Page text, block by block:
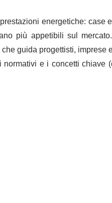
energetiche: case
più appetibili sul
guida progettisti, imprese
e i concetti chiave